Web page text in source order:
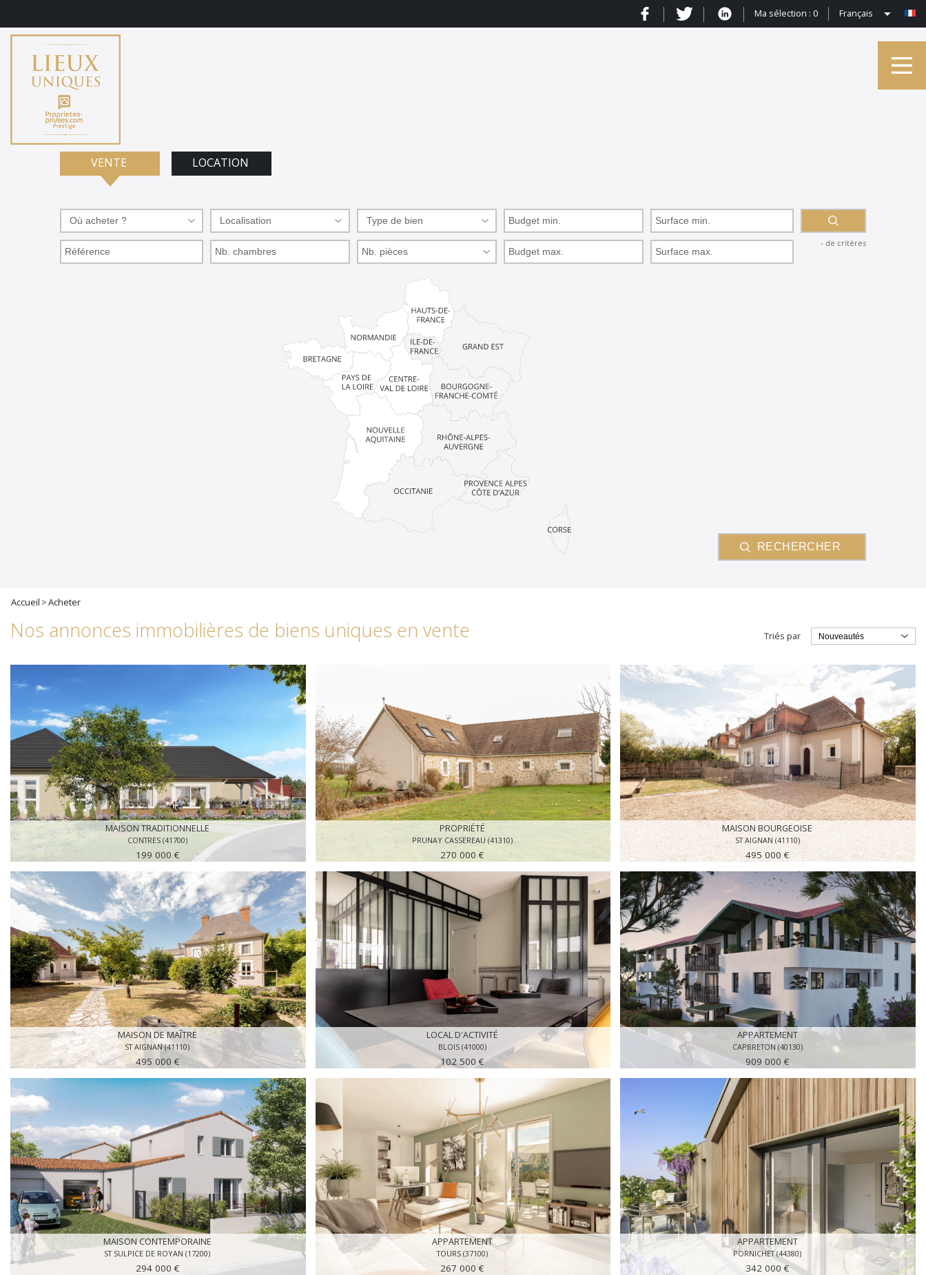
Français
Ma sélection : 0
VENTE LOCATION
Où acheter ? Localisation Type de bien
de critères
Accueil >Acheter
Nos annonces immobilières de biens uniques en vente Triés par
MAISON TRADITIONNELLE
CONTRES (41700)
199 000 €
PROPRIÉTÉ
PRUNAY CASSEREAU (41310)
270 000 €
MAISON BOURGEOISE
ST AIGNAN (41110)
495 000 €
MAISON DE MAÎTRE
ST AIGNAN (41110)
495 000 €
LOCAL D'ACTIVITÉ
BLOIS (41000)
102 500 €
APPARTEMENT
CAPBRETON (40130)
909 000 €
MAISON CONTEMPORAINE
ST SULPICE DE ROYAN (17200)
294 000 €
APPARTEMENT
TOURS (37100)
267 000 €
APPARTEMENT
PORNICHET (44380)
342 000 €